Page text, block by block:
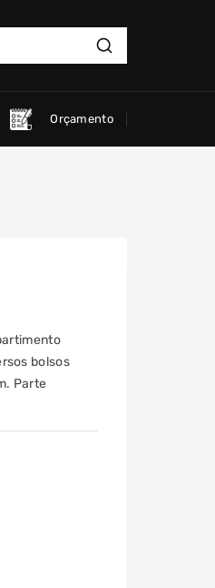
Search
Orçamento
bolsos
Parte